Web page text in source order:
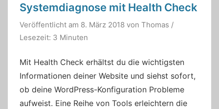
Systemdiagnose mit Health Check
Veröffentlicht am 8. März 2018 von Thomas /
Lesezeit: 3 Minuten
Mit Health Check erhältst du die wichtigsten
Informationen deiner Website und siehst sofort,
ob deine WordPress-Konfiguration Probleme
aufweist. Eine Reihe von Tools erleichtern die